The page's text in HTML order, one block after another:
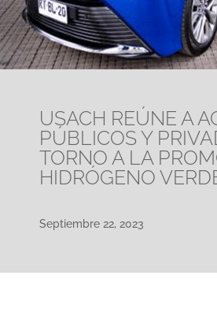
USACH REÚNE A
PÚBLICOS Y
TORNO A LA
HIDRÓGENO
Septiembre 22, 2023